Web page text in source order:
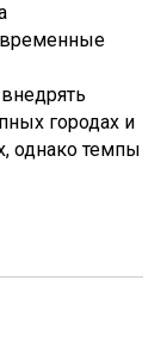
городах и
однако темпы